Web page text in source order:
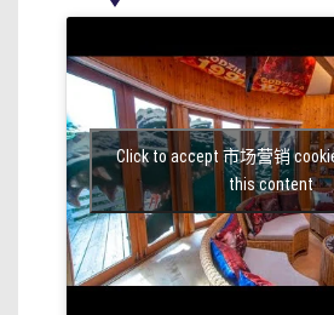
Click to accept 市场营销
this content